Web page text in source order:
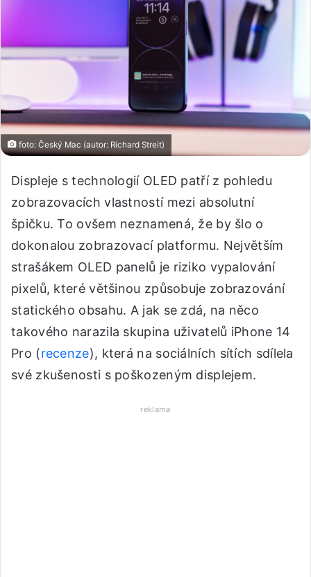
foto: Český Mac (autor: Richard Streit)
Displeje s technologií OLED patří z pohledu
zobrazovacích vlastností mezi absolutní
špičku. To ovšem neznamená, že by šlo o
dokonalou zobrazovací platformu. Největším
strašákem OLED panelů je riziko vypalování
pixelů, které většinou způsobuje zobrazování
statického obsahu. A jak se zdá, na něco
takového narazila skupina uživatelů iPhone 14
Pro (recenze), která na sociálních sítích sdílela
své zkušenosti s poškozeným displejem.
reklama